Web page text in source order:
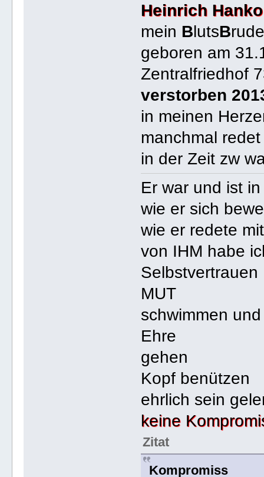
Heinrich Hanko
mein BlutsB
geboren am
Zentralfriedhof
verstorben
in meinen
manchmal
in der Zeit zw
Er war und ist
wie er sich
wie er redete
von IHM habe
Selbstvertrauen
MUT
schwimmen
Ehre
gehen
Kopf benützen
ehrlich sein
keine
Zitat
Kompromiss